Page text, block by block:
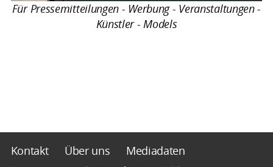
Für Pressemitteilungen - Werbung - Veranstaltungen -
Künstler - Models
Kontakt Über uns
Mediadaten